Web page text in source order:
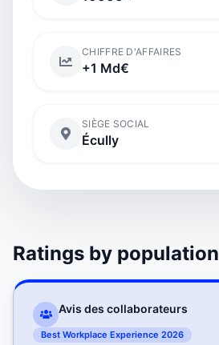
CHIFFRE D'AFFAIRES
+1 Md€
SIÈGE SOCIAL
Écully
Ratings by population
Avis des collaborateurs
Best Workplace Experience 2026